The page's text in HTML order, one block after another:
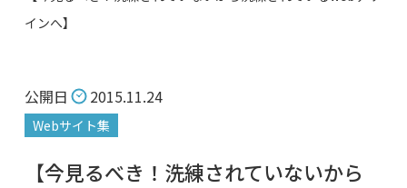
インへ】
公開日 2015.11.24
Webサイト集
【今見るべき！洗練されていないから